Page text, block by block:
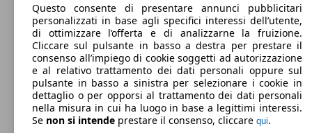
126 g/km
Emissioni di CO2 (combinato)*
Ø 4.7 l/100km
Questo consente di presentare annunci pubblicitari
personalizzati in base agli specifici interessi dell’utente,
di ottimizzare l’offerta e di analizzarne la fruizione.
Cliccare sul pulsante in basso a destra per prestare il
consenso all’impiego di cookie soggetti ad autorizzazione
e al relativo trattamento dei dati personali oppure sul
pulsante in basso a sinistra per selezionare i cookie in
dettaglio o per opporsi al trattamento dei dati personali
nella misura in cui ha luogo in base a legittimi interessi.
Se non si intende prestare il consenso, cliccare qui.